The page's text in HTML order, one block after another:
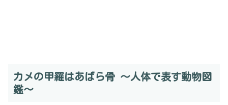
カメの甲羅はあばら骨 ～人体で表す動物図
鑑～